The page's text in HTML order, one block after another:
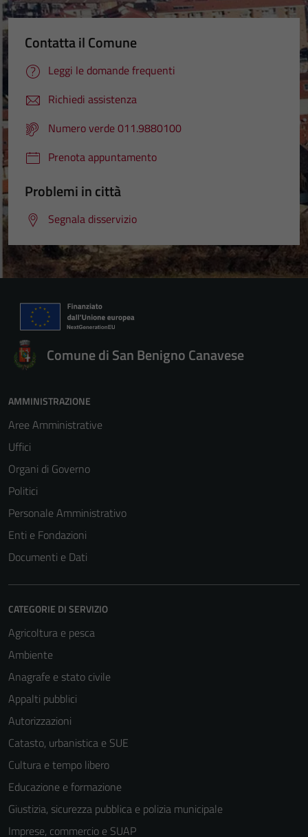
Contatta il Comune
Leggi le domande frequenti
Richiedi assistenza
Numero verde 011.9880100
Prenota appuntamento
Problemi in città
Segnala disservizio
Comune di San Benigno Canavese
AMMINISTRAZIONE
Aree Amministrative
Uffici
Organi di Governo
Politici
Personale Amministrativo
Enti e Fondazioni
Documenti e Dati
CATEGORIE DI SERVIZIO
Agricoltura e pesca
Ambiente
Anagrafe e stato civile
Appalti pubblici
Autorizzazioni
Catasto, urbanistica e SUE
Cultura e tempo libero
Educazione e formazione
Giustizia, sicurezza pubblica e polizia municipale
Imprese, commercio e SUAP